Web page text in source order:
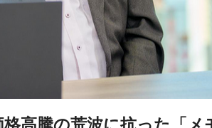
高騰の荒波に抗った「メ